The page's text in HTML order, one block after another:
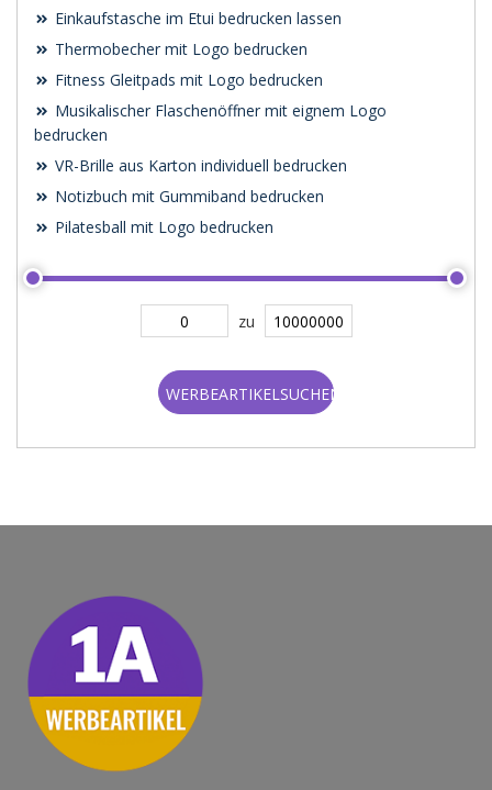
Einkaufstasche im Etui bedrucken lassen
Thermobecher mit Logo bedrucken
Fitness Gleitpads mit Logo bedrucken
Musikalischer Flaschenöffner mit eignem Logo
bedrucken
VR-Brille aus Karton individuell bedrucken
Notizbuch mit Gummiband bedrucken
Pilatesball mit Logo bedrucken
zu
WERBEARTIKELSUCHEN